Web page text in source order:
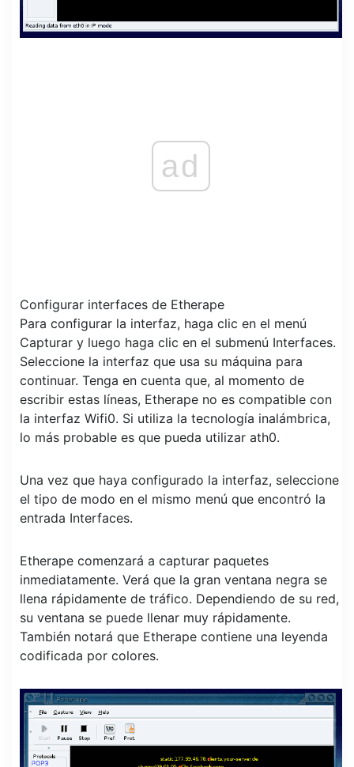
ad
Configurar interfaces de Etherape
Para configurar la interfaz, haga clic en el menú
Capturar y luego haga clic en el submenú Interfaces.
Seleccione la interfaz que usa su máquina para
continuar. Tenga en cuenta que, al momento de
escribir estas líneas, Etherape no es compatible con
la interfaz Wifi0. Si utiliza la tecnología inalámbrica,
lo más probable es que pueda utilizar ath0.
Una vez que haya configurado la interfaz, seleccione
el tipo de modo en el mismo menú que encontró la
entrada Interfaces.
Etherape comenzará a capturar paquetes
inmediatamente. Verá que la gran ventana negra se
llena rápidamente de tráfico. Dependiendo de su red,
su ventana se puede llenar muy rápidamente.
También notará que Etherape contiene una leyenda
codificada por colores.